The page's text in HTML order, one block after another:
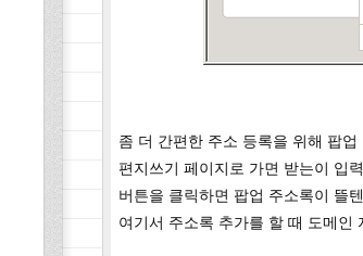
좀 더 간편한 주소 등록을 위해 팝
편지쓰기 페이지로 가면 받는이 입
버튼을 클릭하면 팝업 주소록이 뜰
여기서 주소록 추가를 할 때 도메인